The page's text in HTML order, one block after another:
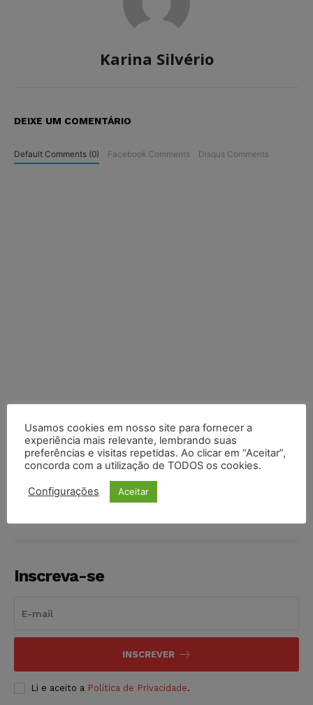
Karina Silvério
DEIXE UM COMENTÁRIO
Default Comments (0) Facebook Comments Disqus Comments
COMPARTILHE
Inscreva-se
INSCREVER
Li e aceito a Política de Privacidade.
Usamos cookies em nosso site para fornecer a
experiência mais relevante, lembrando suas
preferências e visitas repetidas. Ao clicar em “Aceitar”,
concorda com a utilização de TODOS os cookies.
Configurações Aceitar